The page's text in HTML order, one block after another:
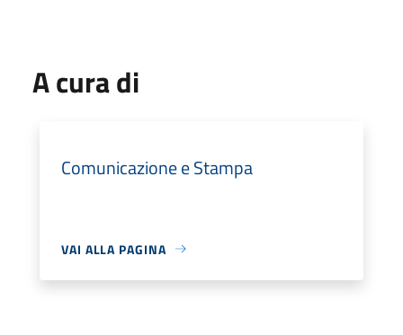
A cura di
Comunicazione e Stampa
VAI ALLA PAGINA